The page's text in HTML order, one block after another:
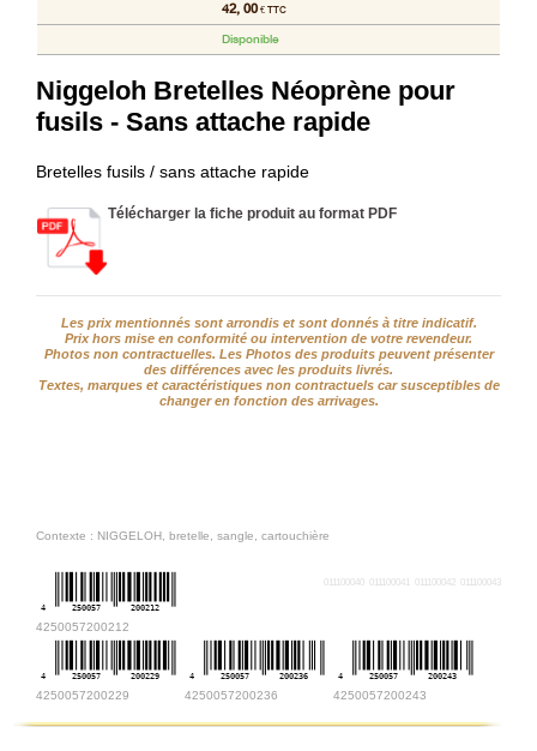
Modifiez
de compte
Commandes
Mes
documents
Téléchargement
Service
après
Paramètres
newsletters
42, 00€ TTC
Disponible
Niggeloh Bretelles Néoprène pour
fusils - Sans attache rapide
Bretelles fusils / sans attache rapide
Télécharger la fiche produit au format PDF
Les prix mentionnés sont arrondis et sont donnés à titre indicatif.
Prix hors mise en conformité ou intervention de votre revendeur.
Photos non contractuelles. Les Photos des produits peuvent présenter
des différences avec les produits livrés.
Textes, marques et caractéristiques non contractuels car susceptibles de
changer en fonction des arrivages.
Contexte : NIGGELOH, bretelle, sangle, cartouchière
011100040 011100041 011100042 011100043
4 250057 200212
4250057200212
4 250057 200229
4250057200229
4 250057 200236
4250057200236
4 250057 200243
4250057200243